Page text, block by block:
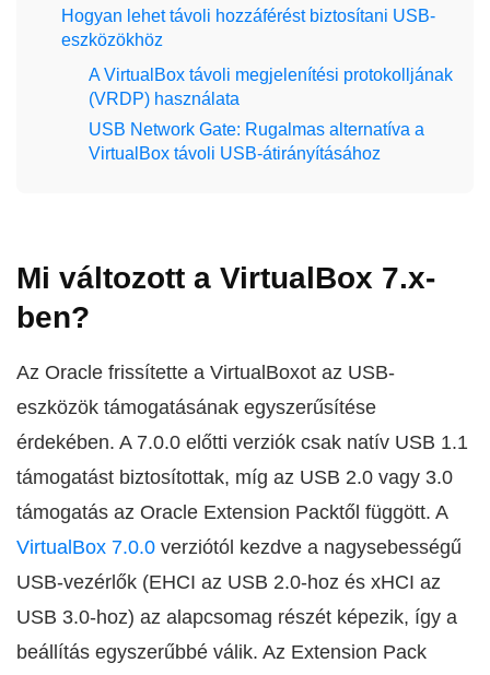
Hogyan lehet távoli hozzáférést biztosítani USB-
eszközökhöz
A VirtualBox távoli megjelenítési protokolljának
(VRDP) használata
USB Network Gate: Rugalmas alternatíva a
VirtualBox távoli USB-átirányításához
Mi változott a VirtualBox 7.x-
ben?
Az Oracle frissítette a VirtualBoxot az USB-
eszközök támogatásának egyszerűsítése
érdekében. A 7.0.0 előtti verziók csak natív USB 1.1
támogatást biztosítottak, míg az USB 2.0 vagy 3.0
támogatás az Oracle Extension Packtől függött. A
VirtualBox 7.0.0 verziótól kezdve a nagysebességű
USB-vezérlők (EHCI az USB 2.0-hoz és xHCI az
USB 3.0-hoz) az alapcsomag részét képezik, így a
beállítás egyszerűbbé válik. Az Extension Pack